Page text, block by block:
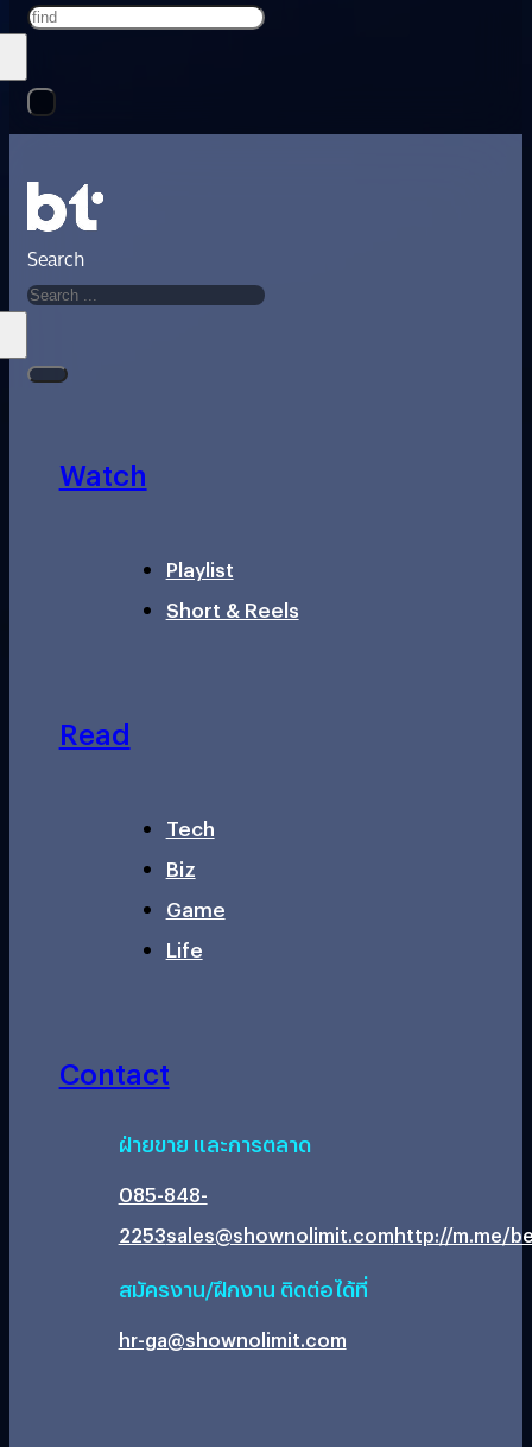
Search
Watch
Playlist
Short & Reels
Read
Tech
Biz
Game
Life
Contact
ฝ่ายขาย และการตลาด
085-848-
2253sales@shownolimit.comhttp://m.me/
สมัครงาน/ฝึกงาน ติดต่อได้ที่
hr-ga@shownolimit.com